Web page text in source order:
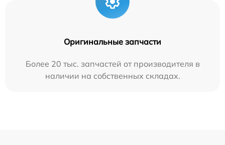
Оригинальные запчасти
Более 20 тыс. запчастей от производителя в
наличии на собственных складах.